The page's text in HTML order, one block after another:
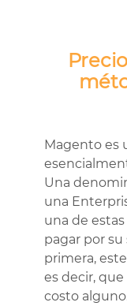
Magento es
Una
una
una de
pagar por su
primera,
es decir,
costo